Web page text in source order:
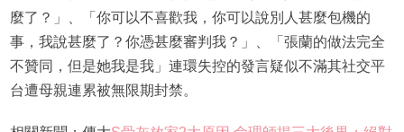
麼了？」、「你可以不喜歡我，你可以說別人甚麼包機的
事，我說甚麼了？你憑甚麼審判我？」、「張蘭的做法完全
不贊同，但是她我是我」連環失控的發言疑似不滿其社交平
台遭母親連累被無限期封禁。